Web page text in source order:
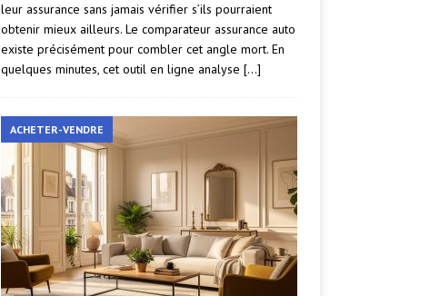
leur assurance sans jamais vérifier s’ils pourraient
obtenir mieux ailleurs. Le comparateur assurance auto
existe précisément pour combler cet angle mort. En
quelques minutes, cet outil en ligne analyse […]
ACHETER-VENDRE